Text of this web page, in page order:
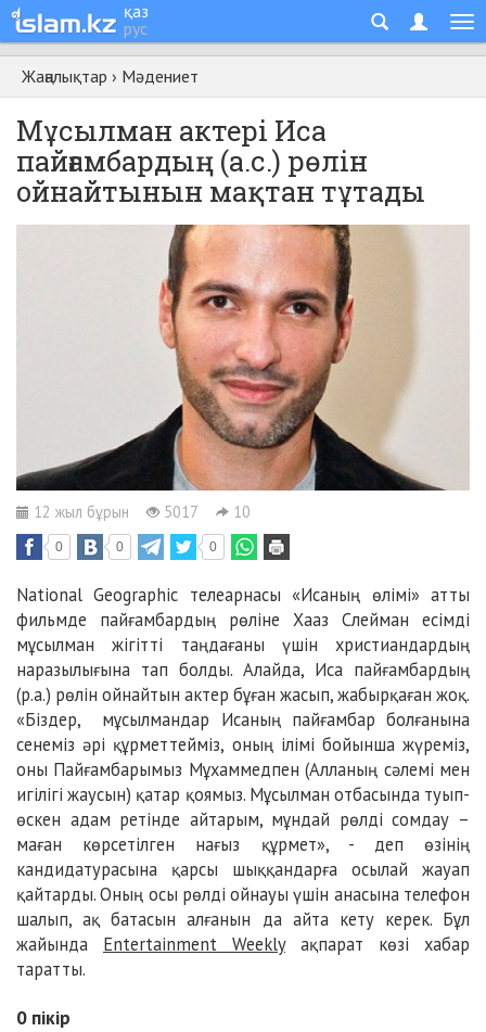
қаз
рус
Жаңалықтар › Мәдениет
Мұсылман актері Иса
пайғамбардың (а.с.) рөлін
ойнайтынын мақтан тұтады
12 жыл бұрын 5017 10
0 0 0
National Geographic телеарнасы «Исаның өлімі» атты
фильмде пайғамбардың рөліне Хааз Слейман есімді
мұсылман жігітті таңдағаны үшін христиандардың
наразылығына тап болды. Алайда, Иса пайғамбардың
(р.а.) рөлін ойнайтын актер бұған жасып, жабырқаған жоқ.
«Біздер, мұсылмандар Исаның пайғамбар болғанына
сенеміз әрі құрметтейміз, оның ілімі бойынша жүреміз,
оны Пайғамбарымыз Мұхаммедпен (Алланың сәлемі мен
игілігі жаусын) қатар қоямыз. Мұсылман отбасында туып-
өскен адам ретінде айтарым, мұндай рөлді сомдау –
маған көрсетілген нағыз құрмет», - деп өзінің
кандидатурасына қарсы шыққандарға осылай жауап
қайтарды. Оның осы рөлді ойнауы үшін анасына телефон
шалып, ақ батасын алғанын да айта кету керек. Бұл
жайында Entertainment Weeklyақпарат көзі хабар
таратты.
0 пікір